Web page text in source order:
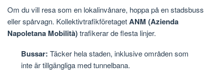
Om du vill resa som en lokalinvånare, hoppa på en stadsbuss
eller spårvagn. KollektivtrafikföretagetANM (Azienda
Napoletana Mobilità)trafikerar de flesta linjer.
Bussar: Täcker hela staden, inklusive områden som
inte är tillgängliga med tunnelbana.